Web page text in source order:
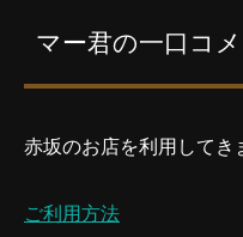
マー君の一口コメ
赤坂のお店を利用してき
ご利用方法